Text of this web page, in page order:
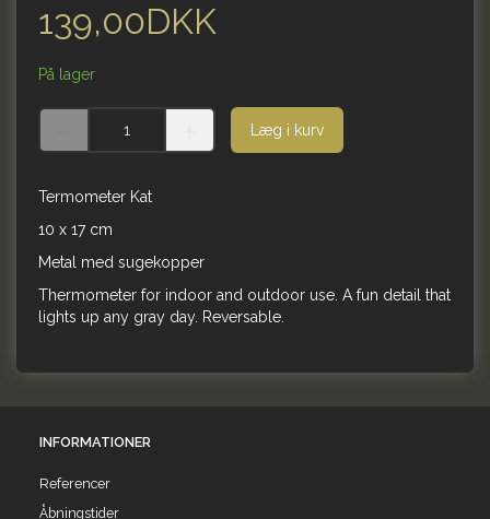
139,00DKK
På lager
Læg i kurv
Termometer Kat
10 x 17 cm
Metal med sugekopper
Thermometer for indoor and outdoor use. A fun detail that
lights up any gray day. Reversable.
INFORMATIONER
Referencer
Åbningstider